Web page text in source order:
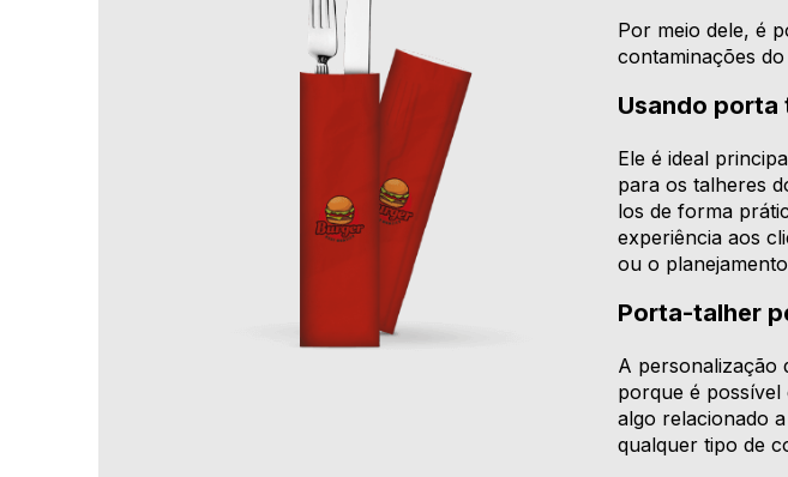
Por meio dele, é
contaminações
Usando porta
Ele é ideal
para os talheres
los de forma
experiência aos
ou o
Porta-talher
A personalização
porque é possível
algo relacionado
qualquer tipo de